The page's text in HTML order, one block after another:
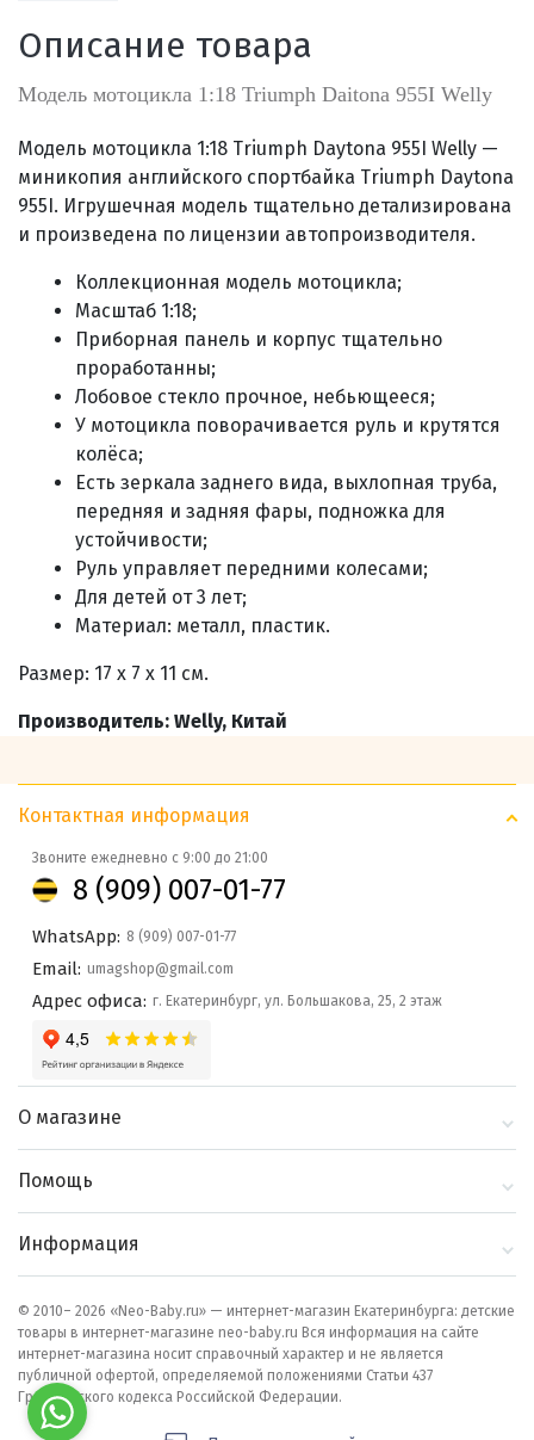
Отправляем во все регионы России
службами Пэк, Кит, Луч, Сдэк, Озон
доставка, Почта РФ или любой другой
Через СБП при получении (для
Екатеринбурга и близлежащих
городов)
Оплата по счету для юридических лиц
Описание товара
Модель мотоцикла 1:18 Triumph Daitona 955I Welly
Модель мотоцикла 1:18 Triumph Daytona 955I Welly —
миникопия английского спортбайка Triumph Daytona
955I. Игрушечная модель тщательно детализирована
и произведена по лицензии автопроизводителя.
Коллекционная модель мотоцикла;
Масштаб 1:18;
Приборная панель и корпус тщательно
проработанны;
Лобовое стекло прочное, небьющееся;
У мотоцикла поворачивается руль и крутятся
колёса;
Есть зеркала заднего вида, выхлопная труба,
передняя и задняя фары, подножка для
устойчивости;
Руль управляет передними колесами;
Для детей от 3 лет;
Материал: металл, пластик.
Размер: 17 х 7 х 11 см.
Производитель: Welly, Китай
Контактная информация
Звоните ежедневно с 9:00 до 21:00
8 (909) 007-01-77
WhatsApp: 8 (909) 007-01-77
Email: umagshop@gmail.com
Адрес офиса: г. Екатеринбург, ул. Большакова, 25, 2 этаж
О магазине
Блог
Помощь
Как сделать заказ
Информация
© 2010– 2026 «Neo-Baby.ru» — интернет-магазин Екатеринбурга: детские
товары в интернет-магазине neo-baby.ru Вся информация на сайте
интернет-магазина носит справочный характер и не является
публичной офертой, определяемой положениями Статьи 437
Гражданского кодекса Российской Федерации.